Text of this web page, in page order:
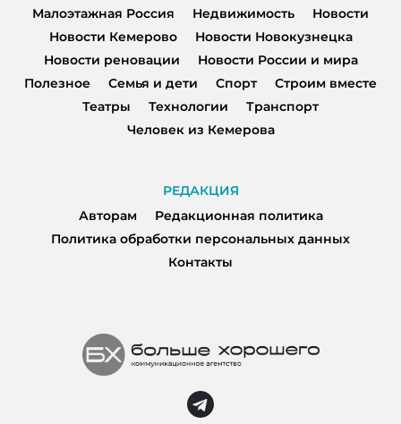
Малоэтажная Россия
Недвижимость
Новости
Новости Кемерово
Новости Новокузнецка
Новости реновации
Новости России и мира
Полезное
Семья и дети Спорт
Строим вместе
Театры
Технологии
Транспорт
Человек из Кемерова
РЕДАКЦИЯ
Авторам
Редакционная политика
Политика обработки персональных данных
Контакты